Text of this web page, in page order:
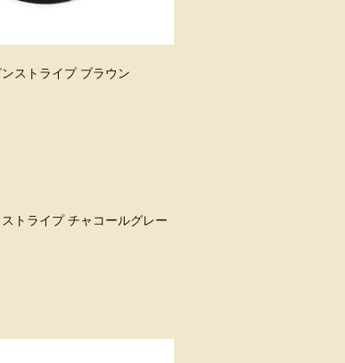
ストライプ ブラウン
トライプ チャコールグレー